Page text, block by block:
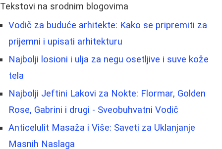
Tekstovi na srodnim blogovima
Vodič za buduće arhitekte: Kako se pripremiti za
prijemni i upisati arhitekturu
Najbolji losioni i ulja za negu osetljive i suve kože
tela
Najbolji Jeftini Lakovi za Nokte: Flormar, Golden
Rose, Gabrini i drugi - Sveobuhvatni Vodič
Anticelulit Masaža i Više: Saveti za Uklanjanje
Masnih Naslaga